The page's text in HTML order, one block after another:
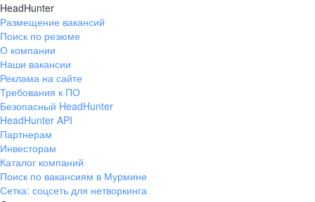
HeadHunter
Размещение вакансий
Поиск по резюме
О компании
Наши вакансии
Реклама на сайте
Требования к ПО
Безопасный HeadHunter
HeadHunter API
Партнерам
Инвесторам
Каталог компаний
Поиск по вакансиям в Мурмине
Сетка: соцсеть для нетворкинга